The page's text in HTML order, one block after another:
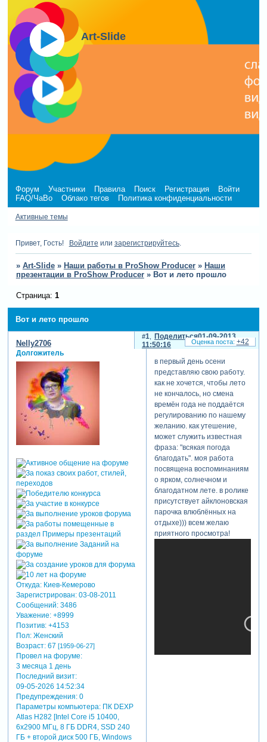
Art-Slide
Форум Участники Правила Поиск Регистрация
Войти
FAQ/ЧаВо
Облако тегов Политика конфиденциальности
Активные темы
Привет, Гость! Войдите или зарегистрируйтесь.
» Art-Slide » Наши работы в ProShow Producer » Наши
презентации в ProShow Producer » Вот и лето прошло
Вот и лето прошло
Страница: 1
Поделиться
1
01-09-2013
11:50:16
Nelly2706
Долгожитель
Откуда:Киев-Кемерово
Зарегистрирован: 03-08-2011
Сообщений:3486
Уважение: +8999
Позитив: +4153
Пол:Женский
Возраст:67 [1959-06-27]
Провел на форуме:
3 месяца 1 день
Последний визит:
09-05-2026 14:52:34
Предупреждения:0
Параметры компьютера:ПК DEXP
Atlas H282 [Intel Core i5 10400,
6x2900 МГц, 8 ГБ DDR4, SSD 240
ГБ + второй диск 500 ГБ, Windows
в первый день осени
представляю свою работу.
как не хочется, чтобы лето
не кончалось, но смена
времён года не поддаётся
регулированию по нашему
желанию. как утешение,
может служить известная
фраза: "всякая погода
благодать". моя работа
посвящена воспоминаниям
о ярком, солнечном и
благодатном лете. в ролике
присутствует айклоновская
парочка влюблённых на
отдыхе))) всем желаю
приятного просмотра!
+42